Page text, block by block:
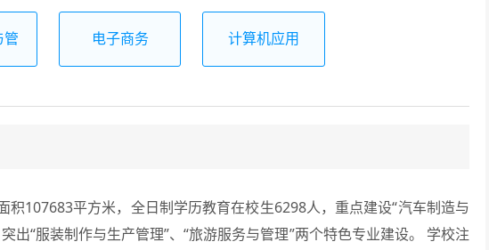
管
电子商务 计算机应用
107683平方米，全日制学历教育在校生6298人，重点建设“汽车制造与
出“服装制作与生产管理”、“旅游服务与管理”两个特色专业建设。 学校注